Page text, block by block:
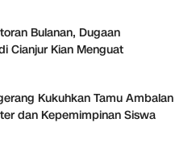
Bulanan, Dugaan
Cianjur Kian Menguat
Kukuhkan Tamu Ambalan
dan Kepemimpinan Siswa